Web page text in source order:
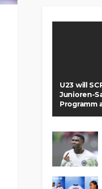
U23 will
Junioren-
Programm